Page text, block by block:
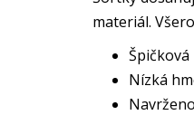
materiál.
Nízká